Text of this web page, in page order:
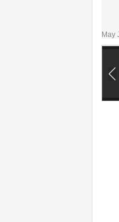
May